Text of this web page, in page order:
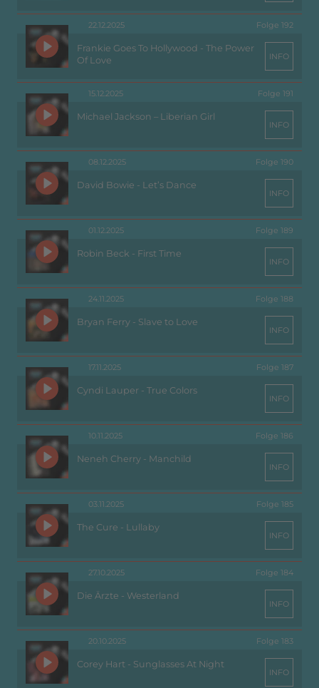
22.12.2025 Folge 192
Frankie Goes To Hollywood - The Power
Of Love
INFO
15.12.2025 Folge 191
Michael Jackson – Liberian Girl
INFO
08.12.2025 Folge 190
David Bowie - Let’s Dance
INFO
01.12.2025 Folge 189
Robin Beck - First Time
INFO
24.11.2025 Folge 188
Bryan Ferry - Slave to Love
INFO
17.11.2025 Folge 187
Cyndi Lauper - True Colors
INFO
10.11.2025 Folge 186
Neneh Cherry - Manchild
INFO
03.11.2025 Folge 185
The Cure - Lullaby
INFO
27.10.2025 Folge 184
Die Ärzte - Westerland
INFO
20.10.2025 Folge 183
Corey Hart - Sunglasses At Night
INFO